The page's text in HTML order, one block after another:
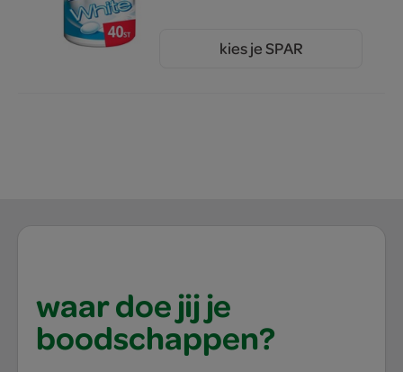
kies je SPAR
waar doe jij je
boodschappen?